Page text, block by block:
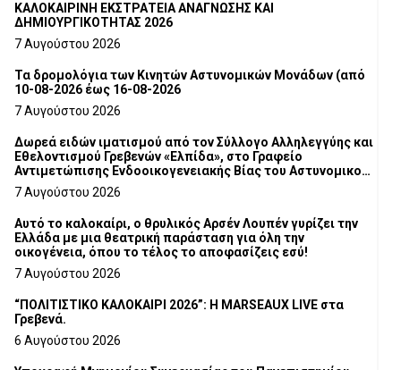
ΚΑΛΟΚΑΙΡΙΝΗ ΕΚΣΤΡΑΤΕΙΑ ΑΝΑΓΝΩΣΗΣ ΚΑΙ
ΔΗΜΙΟΥΡΓΙΚΟΤΗΤΑΣ 2026
7 Αυγούστου 2026
Τα δρομολόγια των Κινητών Αστυνομικών Μονάδων (από
10-08-2026 έως 16-08-2026
7 Αυγούστου 2026
Δωρεά ειδών ιματισμού από τον Σύλλογο Αλληλεγγύης και
Εθελοντισμού Γρεβενών «Ελπίδα», στο Γραφείο
Αντιμετώπισης Ενδοοικογενειακής Βίας του Αστυνομικού
Τμήματος Γρεβενών
7 Αυγούστου 2026
Αυτό το καλοκαίρι, ο θρυλικός Αρσέν Λουπέν γυρίζει την
Ελλάδα με μια θεατρική παράσταση για όλη την
οικογένεια, όπου το τέλος το αποφασίζεις εσύ!
7 Αυγούστου 2026
“ΠΟΛΙΤΙΣΤΙΚΟ ΚΑΛΟΚΑΙΡΙ 2026”: Η MARSEAUX LIVE στα
Γρεβενά.
6 Αυγούστου 2026